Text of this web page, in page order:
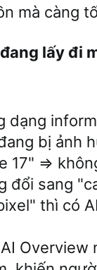
mà càng
lấy đi
dạng
bị ảnh
17" =>
đổi sang
thì có
Overview